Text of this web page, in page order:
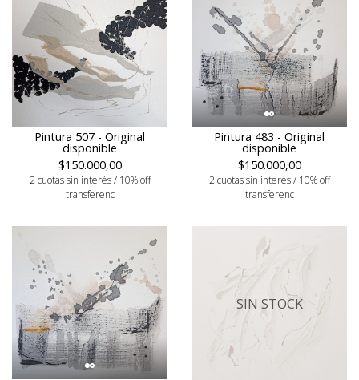
Pintura 507 - Original
disponible
$150.000,00
2 cuotas sin interés / 10% off
transferenc
Pintura 483 - Original
disponible
$150.000,00
2 cuotas sin interés / 10% off
transferenc
SIN STOCK